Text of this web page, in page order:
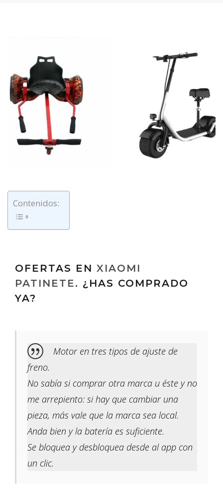
Contenidos:
OFERTAS EN XIAOMI
PATINETE. ¿HAS COMPRADO
YA?
Motor en tres tipos de ajuste de
freno.
No sabía si comprar otra marca u éste y no
me arrepiento: si hay que cambiar una
pieza, más vale que la marca sea local.
Anda bien y la batería es suficiente.
Se bloquea y desbloquea desde al app con
un clic.